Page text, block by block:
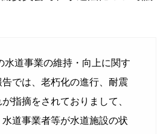
水道事業の維持・向上に関す
では、老朽化の進行、耐震
指摘をされておりまして、
道事業者等が水道施設の状